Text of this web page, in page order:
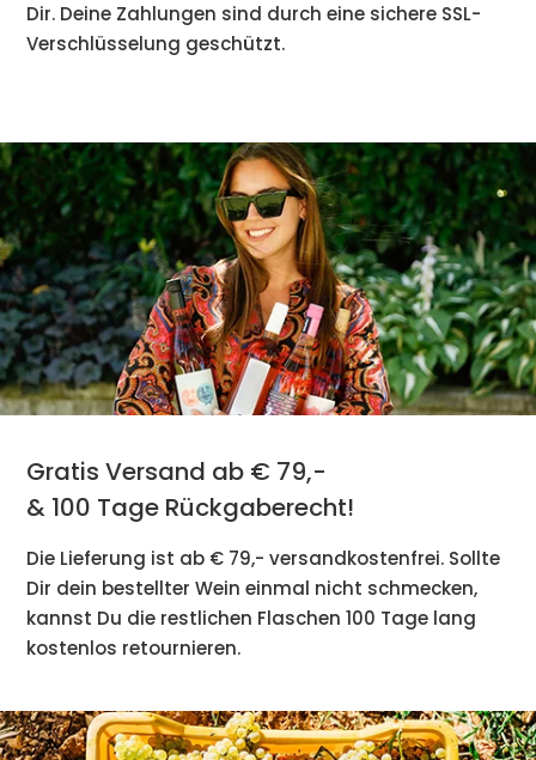
Dir. Deine Zahlungen sind durch eine sichere SSL-
Verschlüsselung geschützt.
Gratis Versand ab € 79,-
& 100 Tage Rückgaberecht!
Die Lieferung ist ab € 79,- versandkostenfrei. Sollte
Dir dein bestellter Wein einmal nicht schmecken,
kannst Du die restlichen Flaschen 100 Tage lang
kostenlos retournieren.